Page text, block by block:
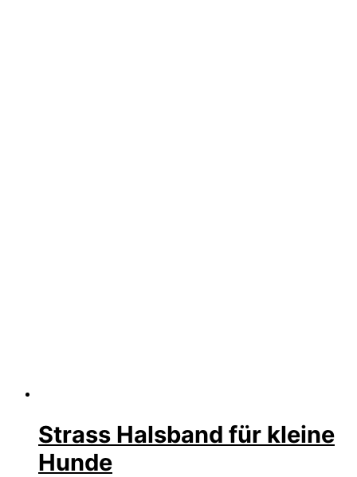
Strass Halsband für kleine
Hunde